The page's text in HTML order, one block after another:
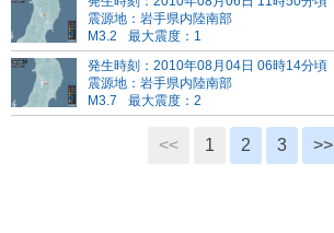
震源地：岩手県内陸南部
M3.2
最大震度：1
発生時刻：2010年08月04日 06時14分頃
震源地：岩手県内陸南部
M3.7
最大震度：2
<< 1 2 3 >>